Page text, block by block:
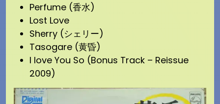
Perfume (香水)
Lost Love
Sherry (シェリー)
Tasogare (黄昏)
I love You So (Bonus Track – Reissue
2009)